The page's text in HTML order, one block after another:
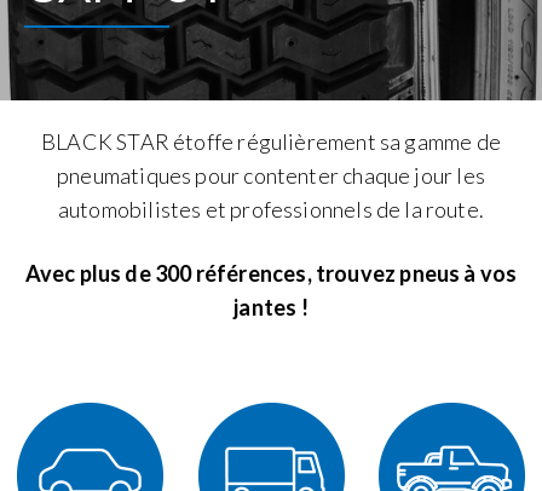
BLACK STAR étoffe régulièrement sa gamme de
pneumatiques pour contenter chaque jour les
automobilistes et professionnels de la route.
Avec plus de 300 références, trouvez pneus à vos
jantes !